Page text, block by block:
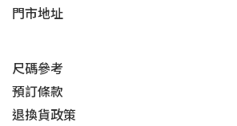
門市地址
尺碼參考
預訂條款
退換貨政策​